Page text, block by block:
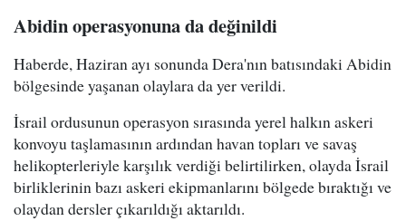
Abidin operasyonuna da değinildi
Haberde, Haziran ayı sonunda Dera'nın batısındaki Abidin
bölgesinde yaşanan olaylara da yer verildi.
İsrail ordusunun operasyon sırasında yerel halkın askeri
konvoyu taşlamasının ardından havan topları ve savaş
helikopterleriyle karşılık verdiği belirtilirken, olayda İsrail
birliklerinin bazı askeri ekipmanlarını bölgede bıraktığı ve
olaydan dersler çıkarıldığı aktarıldı.